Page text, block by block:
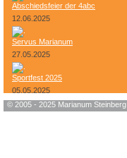
Abschiedsfeier der 4abc
12.06.2025
Servus Marianum
27.05.2025
Sportfest 2025
05.05.2025
Bundesheer-Tag
© 2005 - 2025 Marianum Steinberg